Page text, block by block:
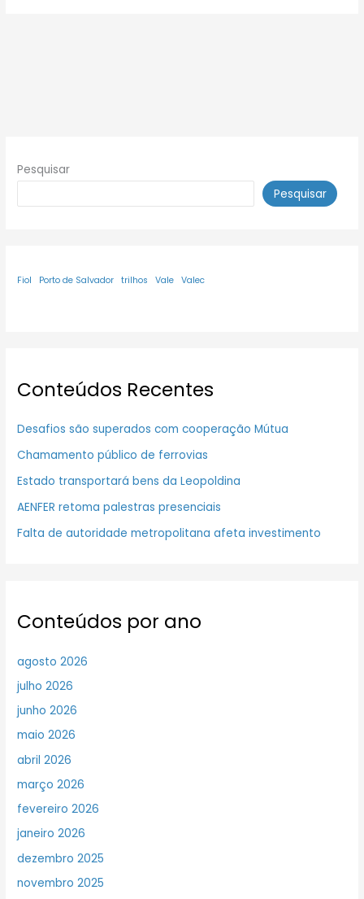
Pesquisar
Pesquisar
Fiol Porto de Salvador trilhos Vale Valec
Conteúdos Recentes
Desafios são superados com cooperação Mútua
Chamamento público de ferrovias
Estado transportará bens da Leopoldina
AENFER retoma palestras presenciais
Falta de autoridade metropolitana afeta investimento
Conteúdos por ano
agosto 2026
julho 2026
junho 2026
maio 2026
abril 2026
março 2026
fevereiro 2026
janeiro 2026
dezembro 2025
novembro 2025